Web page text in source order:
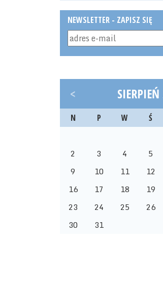
NEWSLETTER - ZAPISZ SIĘ
<
N P W Ś
2
3 4 5
9
10 11 12
16
17 18 19
23
24 25 26
30
31